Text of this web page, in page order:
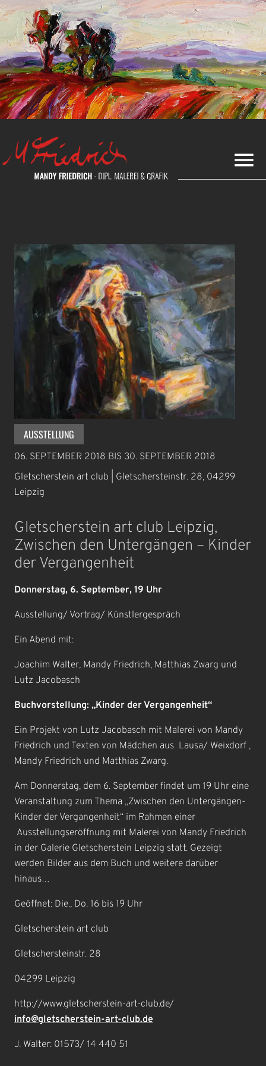
AUSSTELLUNG
06. SEPTEMBER 2018 BIS 30. SEPTEMBER 2018
Gletscherstein art club | Gletschersteinstr. 28, 04299
Leipzig
Gletscherstein art club Leipzig,
Zwischen den Untergängen – Kinder
der Vergangenheit
Donnerstag, 6. September, 19 Uhr
Ausstellung/ Vortrag/ Künstlergespräch
Ein Abend mit:
Joachim Walter, Mandy Friedrich, Matthias Zwarg und
Lutz Jacobasch
Buchvorstellung: „Kinder der Vergangenheit“
Ein Projekt von Lutz Jacobasch mit Malerei von Mandy
Friedrich und Texten von Mädchen aus Lausa/ Weixdorf ,
Mandy Friedrich und Matthias Zwarg.
Am Donnerstag, dem 6. September findet um 19 Uhr eine
Veranstaltung zum Thema „Zwischen den Untergängen-
Kinder der Vergangenheit“ im Rahmen einer
Ausstellungseröffnung mit Malerei von Mandy Friedrich
in der Galerie Gletscherstein Leipzig statt. Gezeigt
werden Bilder aus dem Buch und weitere darüber
hinaus…
Geöffnet: Die., Do. 16 bis 19 Uhr
Gletscherstein art club
Gletschersteinstr. 28
04299 Leipzig
http://www.gletscherstein-art-club.de/
info@gletscherstein-art-club.de
J. Walter: 01573/ 14 440 51